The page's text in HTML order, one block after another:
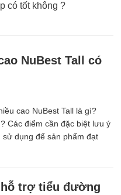
có tốt không ?
NuBest Tall có
cao NuBest Tall là gì?
Các điểm cần đặc biệt lưu ý
dụng để sản phẩm đạt
trợ tiểu đường